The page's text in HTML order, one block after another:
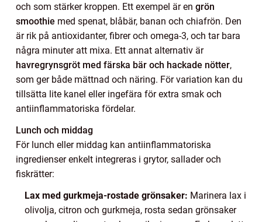
och som stärker kroppen. Ett exempel är en grön
smoothie med spenat, blåbär, banan och chiafrön. Den
är rik på antioxidanter, fibrer och omega-3, och tar bara
några minuter att mixa. Ett annat alternativ är
havregrynsgröt med färska bär och hackade nötter,
som ger både mättnad och näring. För variation kan du
tillsätta lite kanel eller ingefära för extra smak och
antiinflammatoriska fördelar.
Lunch och middag
För lunch eller middag kan antiinflammatoriska
ingredienser enkelt integreras i grytor, sallader och
fiskrätter:
Lax med gurkmeja-rostade grönsaker: Marinera lax i
olivolja, citron och gurkmeja, rosta sedan grönsaker